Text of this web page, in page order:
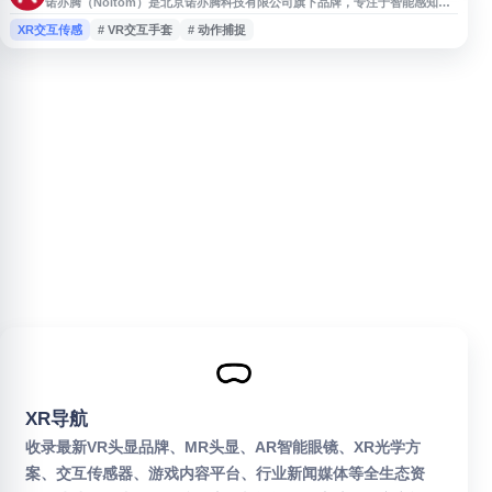
动作捕捉与沉浸式交互技术，提供无线惯性动作捕捉系统、全身动作捕捉系
统、VR交互手套、VPS虚拟制作系统及虚拟现实整体解决方案，适用于影
XR交互传感 # VR交互手套 # 动作捕捉
XR导航
收录最新VR头显品牌、MR头显、AR智能眼镜、XR光学方
案、交互传感器、游戏内容平台、行业新闻媒体等全生态资